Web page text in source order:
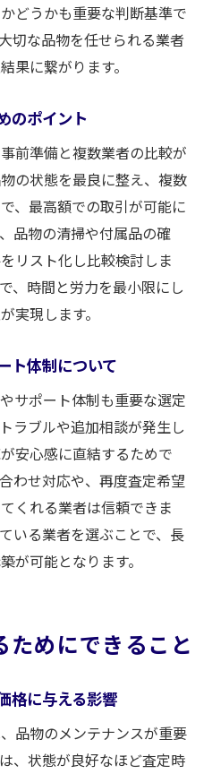
どうかも重要な判断基準で
切な品物を任せられる業者
果に繋がります。
のポイント
前準備と複数業者の比較が
の状態を最良に整え、複数
、最高額での取引が可能に
品物の清掃や付属品の確
リスト化し比較検討しま
、時間と労力を最小限にし
実現します。
ト体制について
サポート体制も重要な選定
ラブルや追加相談が発生し
安心感に直結するためで
わせ対応や、再度査定希望
くれる業者は信頼できま
いる業者を選ぶことで、長
が可能となります。
ためにできること
格に与える影響
品物のメンテナンスが重要
、状態が良好なほど査定時